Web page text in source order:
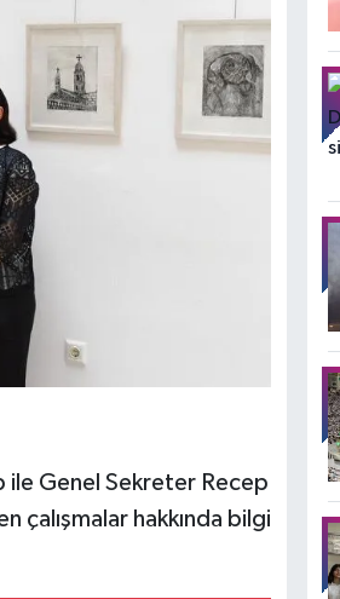
ile Genel Sekreter Recep
çalışmalar hakkında bilgi